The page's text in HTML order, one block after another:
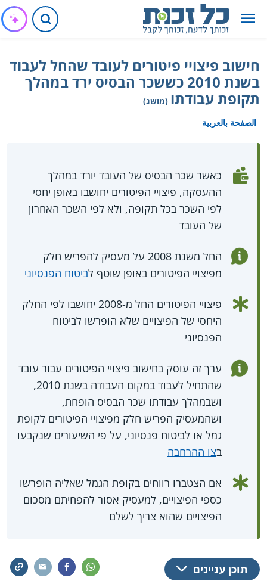
חישוב פיצויי פיטורים לעובד שהחל לעבוד
בשנת 2010 כששכר הבסיס ירד במהלך
תקופת עבודתו (מושג)
الصفحة بالعربية
כאשר שכר הבסיס של העובד יורד במהלך
ההעסקה, פיצויי הפיטורים יחושבו באופן יחסי
לפי השכר בכל תקופה, ולא לפי השכר האחרון
של העובד
החל משנת 2008 על מעסיק להפריש חלק
מפיצויי הפיטורים באופן שוטף לביטוח הפנסיוני
פיצויי הפיטורים החל מ-2008 יחושבו לפי החלק
היחסי של הפיצויים שלא הופרשו לביטוח
הפנסיוני
ערך זה עוסק בחישוב פיצויי הפיטורים עבור עובד
שהתחיל לעבוד במקום העבודה בשנת 2010,
ושבמהלך עבודתו שכר הבסיס הופחת,
ושהמעסיק הפריש חלק מפיצויי הפיטורים לקופת
גמל או לביטוח פנסיוני, על פי השיעורים שנקבעו
בצו ההרחבה
אם הצטברו רווחים בקופת הגמל שאליה הופרשו
כספי הפיצויים, למעסיק אסור להפחיתם מסכום
הפיצויים שהוא צריך לשלם
תוכן עניינים